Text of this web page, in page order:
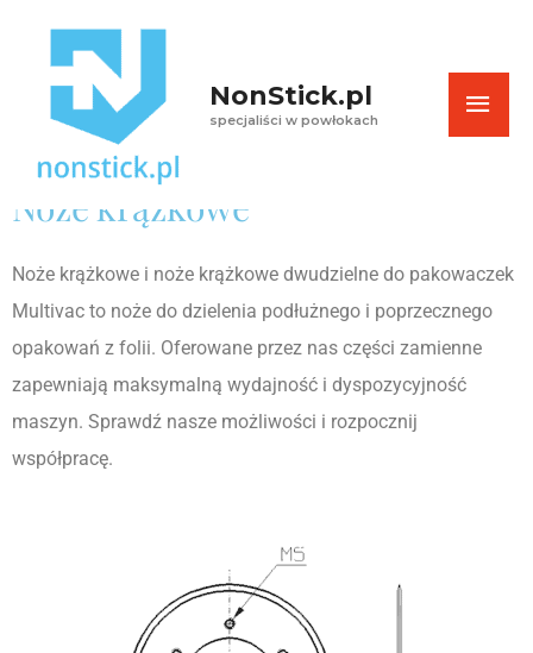
content
NonStick.pl
specjaliści w powłokach
Noże krążkowe
Noże krążkowe i noże krążkowe dwudzielne do pakowaczek
Multivac to noże do dzielenia podłużnego i poprzecznego
opakowań z folii. Oferowane przez nas części zamienne
zapewniają maksymalną wydajność i dyspozycyjność
maszyn. Sprawdź nasze możliwości i rozpocznij
współpracę.